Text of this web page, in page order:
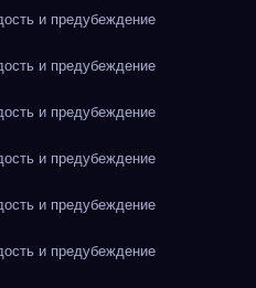
и предубеждение
и предубеждение
и предубеждение
и предубеждение
и предубеждение
и предубеждение